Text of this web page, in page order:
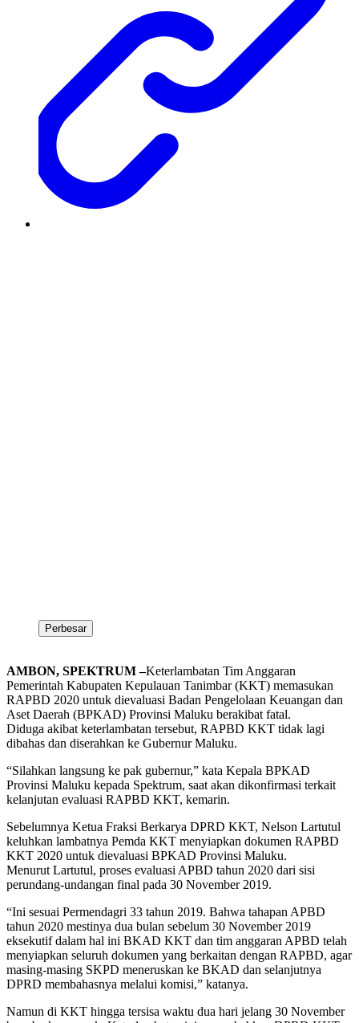
Perbesar
AMBON, SPEKTRUM –Keterlambatan Tim Anggaran
Pemerintah Kabupaten Kepulauan Tanimbar (KKT) memasukan
RAPBD 2020 untuk dievaluasi Badan Pengelolaan Keuangan dan
Aset Daerah (BPKAD) Provinsi Maluku berakibat fatal.
Diduga akibat keterlambatan tersebut, RAPBD KKT tidak lagi
dibahas dan diserahkan ke Gubernur Maluku.
“Silahkan langsung ke pak gubernur,” kata Kepala BPKAD
Provinsi Maluku kepada Spektrum, saat akan dikonfirmasi terkait
kelanjutan evaluasi RAPBD KKT, kemarin.
Sebelumnya Ketua Fraksi Berkarya DPRD KKT, Nelson Lartutul
keluhkan lambatnya Pemda KKT menyiapkan dokumen RAPBD
KKT 2020 untuk dievaluasi BPKAD Provinsi Maluku.
Menurut Lartutul, proses evaluasi APBD tahun 2020 dari sisi
perundang-undangan final pada 30 November 2019.
“Ini sesuai Permendagri 33 tahun 2019. Bahwa tahapan APBD
tahun 2020 mestinya dua bulan sebelum 30 November 2019
eksekutif dalam hal ini BKAD KKT dan tim anggaran APBD telah
menyiapkan seluruh dokumen yang berkaitan dengan RAPBD, agar
masing-masing SKPD meneruskan ke BKAD dan selanjutnya
DPRD membahasnya melalui komisi,” katanya.
Namun di KKT hingga tersisa waktu dua hari jelang 30 November